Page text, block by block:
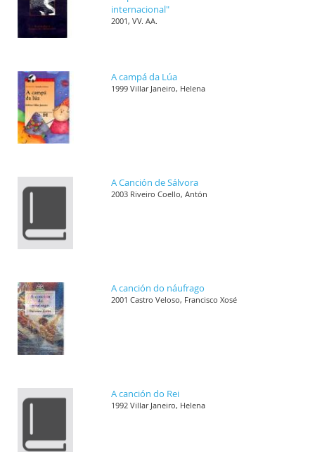
internacional"
2001, VV. AA.
A campá da Lúa
1999 Villar Janeiro, Helena
A Canción de Sálvora
2003 Riveiro Coello, Antón
A canción do náufrago
2001 Castro Veloso, Francisco Xosé
A canción do Rei
1992 Villar Janeiro, Helena